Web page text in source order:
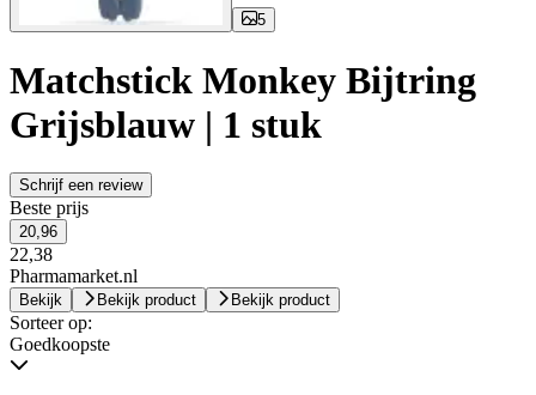
5
Matchstick Monkey Bijtring
Grijsblauw | 1 stuk
Schrijf een review
Beste prijs
20,96
22,38
Pharmamarket.nl
Bekijk Bekijk product Bekijk product
Sorteer op:
Goedkoopste